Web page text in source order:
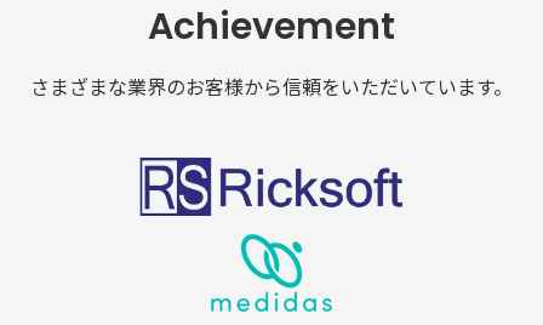
Achievement
さまざまな業界のお客様から信頼をいただいています。